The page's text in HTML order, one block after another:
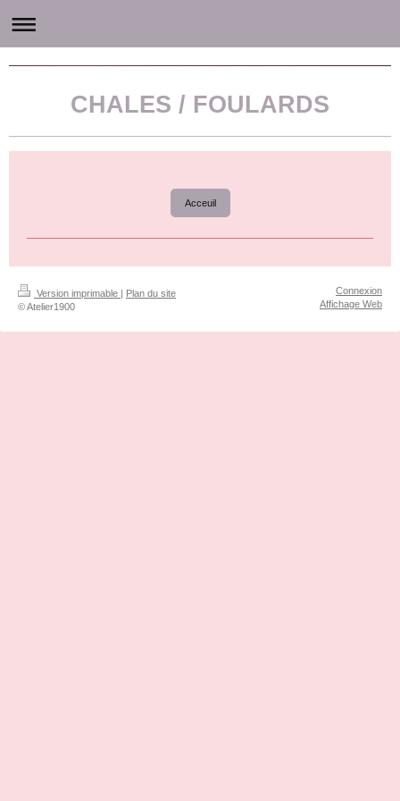
CHALES / FOULARDS
Acceuil
Version imprimable
Plan du site
© Atelier1900
Connexion
Affichage Web